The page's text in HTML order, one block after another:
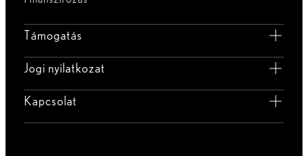
Támogatás
Jogi nyilatkozat
Kapcsolat